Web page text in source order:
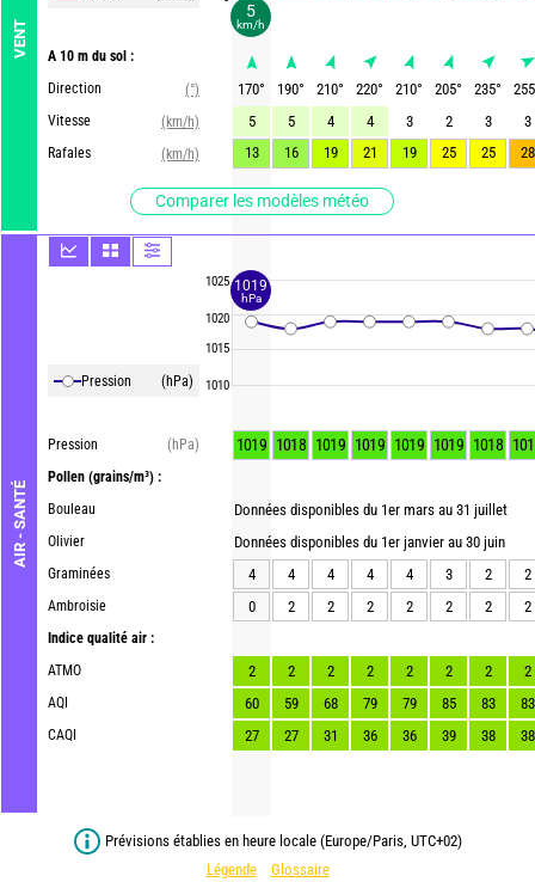
VENT
A 10 m du sol :
Direction
(°)
Vitesse
(km/h)
Rafales
(km/h)
Comparer les modèles météo
AIR - SANTÉ
Pression (hPa)
Pression
(hPa)
Pollen (grains/m³) :
Bouleau
Olivier
Graminées
Ambroisie
Indice qualité air :
ATMO
AQI
CAQI
1025
1020
1015
1010
170° 190° 210° 220° 210° 205° 235°
255
5
5 4 4 3 2 3
3
13
16 19 21 19 25 25 28
1019 1018 1019 1019 1019 1019 1018
Données disponibles du 1er mars au 31 juillet
Données disponibles du 1er janvier au 30 juin
4
4 4 4 4 3 2
2
0
2 2 2 2 2 2 2
2 2 2 2 2 2 2
2
60
59 68 79 79 85 83
83
27
27 31 36 36 39 38 38
Prévisions établies en heure locale (Europe/Paris, UTC+02)
Légende
Glossaire
5
km/h
1019
hPa